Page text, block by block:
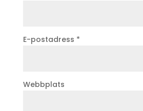
E-postadress *
Webbplats